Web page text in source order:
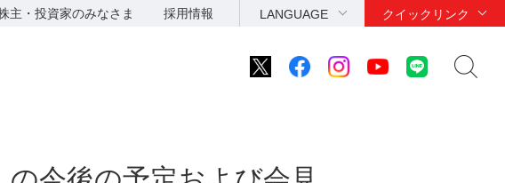
主・投資家のみなさま 採用情報 LANGUAGE クイックリンク